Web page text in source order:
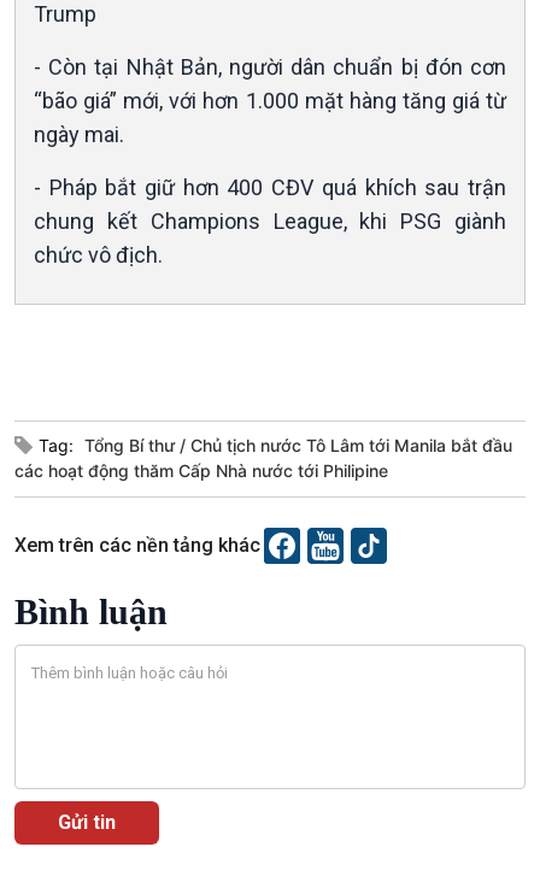
Văn hoá & Du lịch
Tin Văn hoá & Du lịch
Chát với người nổi tiếng
Câu chuyện Thể thao
Ảnh
Video
Podcast
Góc nhìn VOV1
Trump
- Còn tại Nhật Bản, người dân chuẩn bị đón cơn
“bão giá” mới, với hơn 1.000 mặt hàng tăng giá từ
ngày mai.
- Pháp bắt giữ hơn 400 CĐV quá khích sau trận
chung kết Champions League, khi PSG giành
chức vô địch.
Tag: Tổng Bí thư
Chủ tịch nước Tô Lâm tới Manila bắt đầu
các hoạt động thăm Cấp Nhà nước tới Philipine
Xem trên các nền tảng khác
Bình luận